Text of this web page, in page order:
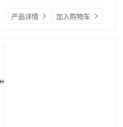
产品详情 加入购物车